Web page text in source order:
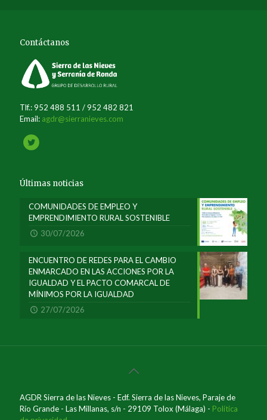
Contáctanos
Tlf.: 952 488 511 / 952 482 821
Email: agdr@sierranieves.com
Últimas noticias
COMUNIDADES DE EMPLEO Y
EMPRENDIMIENTO RURAL SOSTENIBLE
30/07/2026
ENCUENTRO DE REDES PARA EL CAMBIO
ENMARCADO EN LAS ACCIONES POR LA
IGUALDAD Y EL PACTO COMARCAL DE
MÍNIMOS POR LA IGUALDAD
27/07/2026
AGDR Sierra de las Nieves - Edf. Sierra de las Nieves, Paraje de
Río Grande - Las Millanas, s/n - 29109 Tolox (Málaga) - Política